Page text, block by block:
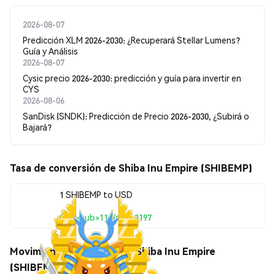
2026-08-07
Predicción XLM 2026-2030: ¿Recuperará Stellar Lumens?
Guía y Análisis
2026-08-07
Cysic precio 2026-2030: predicción y guía para invertir en
CYS
2026-08-06
SanDisk (SNDK): Predicción de Precio 2026-2030, ¿Subirá o
Bajará?
Tasa de conversión de Shiba Inu Empire (SHIBEMP)
1 SHIBEMP to USD
$0.0<sub>11</sub>3197
Movimientos de precio de Shiba Inu Empire
(SHIBEMP)